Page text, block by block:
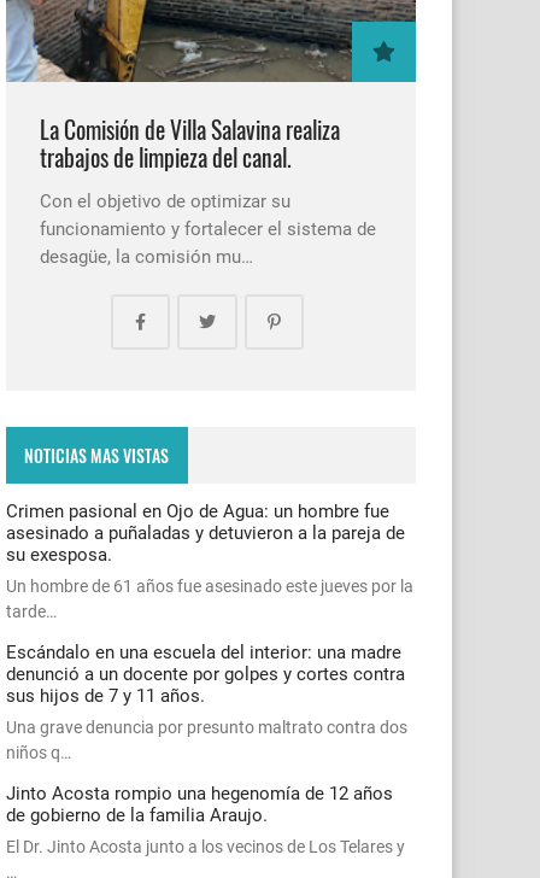
La Comisión de Villa Salavina realiza
trabajos de limpieza del canal.
Con el objetivo de optimizar su
funcionamiento y fortalecer el sistema de
desagüe, la comisión mu…
NOTICIAS MAS VISTAS
Crimen pasional en Ojo de Agua: un hombre fue
asesinado a puñaladas y detuvieron a la pareja de
su exesposa.
Un hombre de 61 años fue asesinado este jueves por la
tarde…
Escándalo en una escuela del interior: una madre
denunció a un docente por golpes y cortes contra
sus hijos de 7 y 11 años.
Una grave denuncia por presunto maltrato contra dos
niños q…
Jinto Acosta rompio una hegenomía de 12 años
de gobierno de la familia Araujo.
El Dr. Jinto Acosta junto a los vecinos de Los Telares y
…